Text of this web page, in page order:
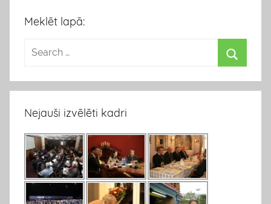
Meklēt lapā:
Nejauši izvēlēti kadri